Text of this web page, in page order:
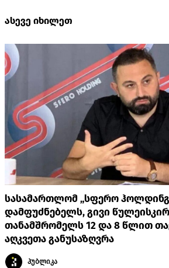
ასევე იხილეთ
სასამართლომ „სფერო
დამფუძნებელს, გივი
თანამშრომელს 12 და 8 წლით
აღკვეთა განუსაზღვრა
პუბლიკა